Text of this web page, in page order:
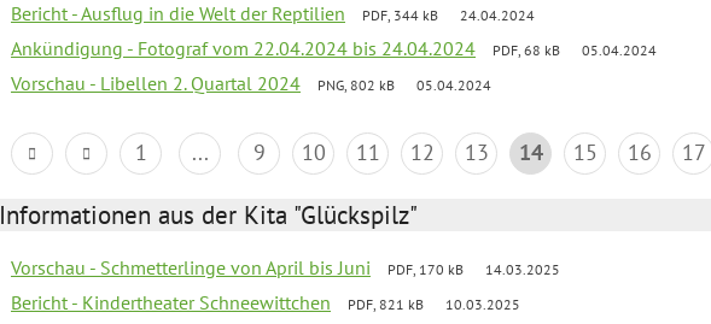
Bericht - Ausflug in die Welt der Reptilien PDF, 344 kB 24.04.2024
Ankündigung - Fotograf vom 22.04.2024 bis 24.04.2024 PDF, 68 kB 05.04.2024
Vorschau - Libellen 2. Quartal 2024 PNG, 802 kB 05.04.2024
1 ... 9 10 11 12 13 14 15 16 17
Informationen aus der Kita "Glückspilz"
Vorschau - Schmetterlinge von April bis Juni PDF, 170 kB 14.03.2025
Bericht - Kindertheater Schneewittchen PDF, 821 kB 10.03.2025